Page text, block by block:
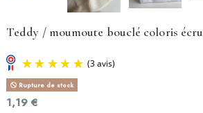
Teddy / moumoute bouclé coloris écru
Rupture de stock
1,19 €